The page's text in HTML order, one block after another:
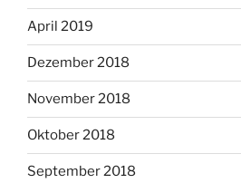
April 2019
Dezember 2018
November 2018
Oktober 2018
September 2018